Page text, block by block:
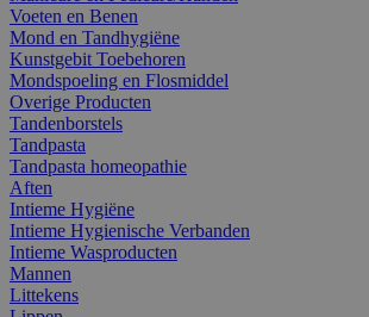
Voeten en Benen
Mond en Tandhygiëne
Kunstgebit Toebehoren
Mondspoeling en Flosmiddel
Overige Producten
Tandenborstels
Tandpasta
Tandpasta homeopathie
Aften
Intieme Hygiëne
Intieme Hygienische Verbanden
Intieme Wasproducten
Mannen
Littekens